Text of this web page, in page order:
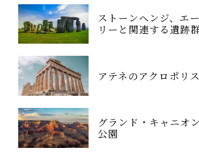
ストーンヘンジ、エ
リーと関連する遺跡
アテネのアクロポリス
グランド・キャニオ
公園